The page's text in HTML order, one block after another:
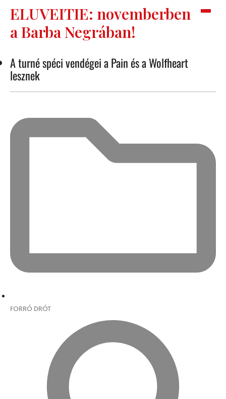
ELUVEITIE: novemberben
a Barba Negrában!
A turné spéci vendégei a Pain és a Wolfheart
lesznek
FORRÓ DRÓT